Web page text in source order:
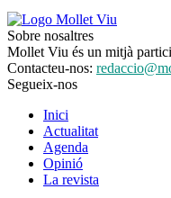
Sobre nosaltres
Mollet Viu és un mitjà
Contacteu-nos:
Segueix-nos
Inici
Actualitat
Agenda
Opinió
La revista